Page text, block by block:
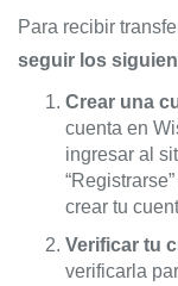
Para recibir
seguir los
Crear una
cuenta en
ingresar al
crear tu
Verificar tu
verificarla